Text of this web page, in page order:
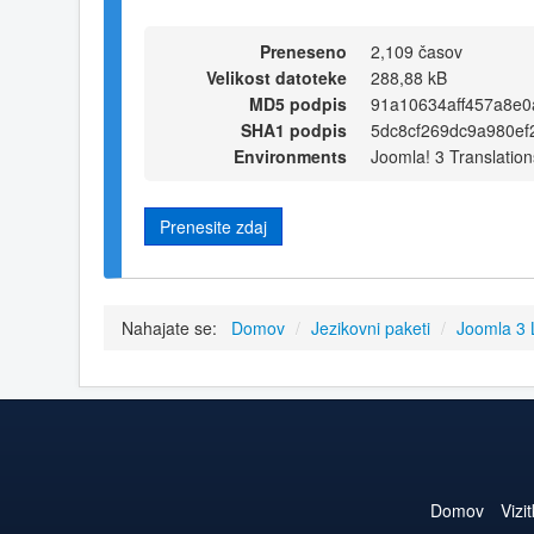
Preneseno
2,109 časov
Velikost datoteke
288,88 kB
MD5 podpis
SHA1 podpis
Environments
Joomla! 3
Prenesite zdaj
Nahajate se: Domov / Jezikovni paketi / Joomla 3
Domov